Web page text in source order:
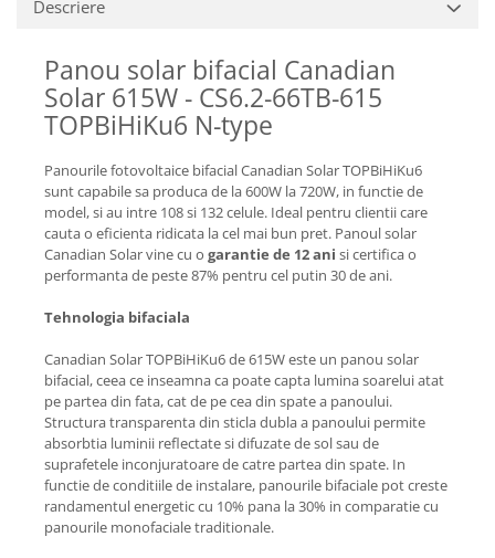
Descriere
Panou solar bifacial Canadian
Solar 615W - CS6.2-66TB-615
TOPBiHiKu6 N-type
Panourile fotovoltaice bifacial Canadian Solar TOPBiHiKu6
sunt capabile sa produca de la 600W la 720W, in functie de
model, si au intre 108 si 132 celule. Ideal pentru clientii care
cauta o eficienta ridicata la cel mai bun pret. Panoul solar
Canadian Solar vine cu o garantie de 12 ani si certifica o
performanta de peste 87% pentru cel putin 30 de ani.
Tehnologia bifaciala
Canadian Solar TOPBiHiKu6 de 615W este un panou solar
bifacial, ceea ce inseamna ca poate capta lumina soarelui atat
pe partea din fata, cat de pe cea din spate a panoului.
Structura transparenta din sticla dubla a panoului permite
absorbtia luminii reflectate si difuzate de sol sau de
suprafetele inconjuratoare de catre partea din spate. In
functie de conditiile de instalare, panourile bifaciale pot creste
randamentul energetic cu 10% pana la 30% in comparatie cu
panourile monofaciale traditionale.